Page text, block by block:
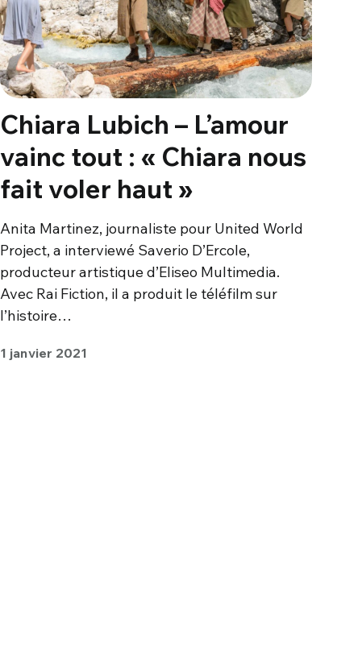
Chiara Lubich – L’amour
vainc tout : « Chiara nous
fait voler haut »
Anita Martinez, journaliste pour United World
Project, a interviewé Saverio D’Ercole,
producteur artistique d’Eliseo Multimedia.
Avec Rai Fiction, il a produit le téléfilm sur
l’histoire…
1 janvier 2021